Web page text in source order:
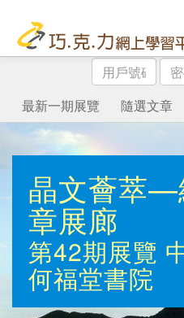
用
戶
號
碼
密
碼
最新一期展覽
隨選文章
晶文薈萃—
章展廊
第42期展覽
何福堂書院